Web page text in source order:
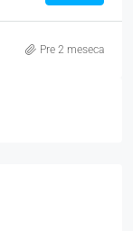
Pre 2 meseca